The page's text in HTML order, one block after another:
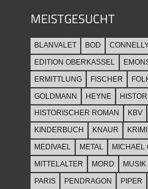
MEISTGESUCHT
BLANVALET BOD
EDITION OBERKASSEL
ERMITTLUNG
FISCHER
GOLDMANN
HEYNE
HISTORISCHER ROMAN
KBV
KINDERBUCH
KNAUR KRIMI
MEDIVAEL
METAL
MICHAEL
MITTELALTER
MORD MUSIK
PARIS
PENDRAGON PIPER